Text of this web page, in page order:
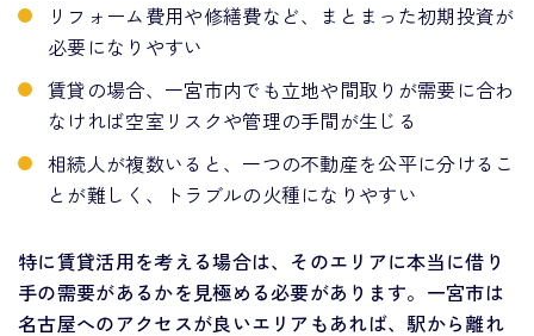
リフォーム費用や修繕費など、まとまった初期投資が
必要になりやすい
賃貸の場合、一宮市内でも立地や間取りが需要に合わ
なければ空室リスクや管理の手間が生じる
相続人が複数いると、一つの不動産を公平に分けるこ
とが難しく、トラブルの火種になりやすい
特に賃貸活用を考える場合は、そのエリアに本当に借り
手の需要があるかを見極める必要があります。一宮市は
名古屋へのアクセスが良いエリアもあれば、駅から離れ